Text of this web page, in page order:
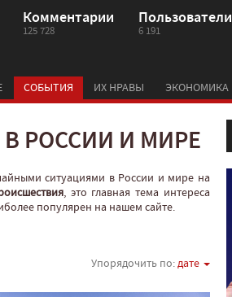
Комментарии
125 728
Пользователи
6 191
СОБЫТИЯ ИХ НРАВЫ ЭКОНОМИКА
РОССИИ И МИРЕ
ситуациями в России и мире на
, это главная тема интереса
популярен на нашем сайте.
Упорядочить по:дате